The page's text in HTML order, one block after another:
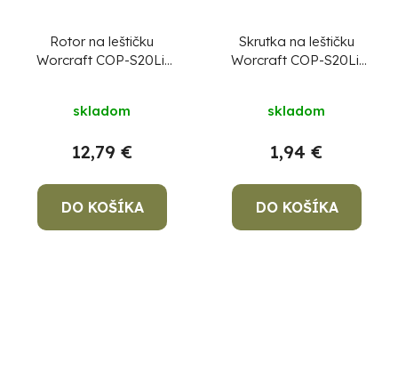
Rotor na leštičku
Worcraft COP-S20Li,
skladom
12,79 €
DO KOŠÍKA
Skrutka na leštičku
Worcraft COP-S20Li,
skladom
1,94 €
DO KOŠÍKA